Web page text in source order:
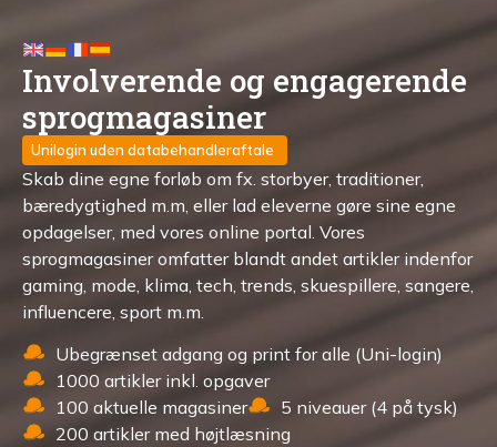
Involverende og engagerende
sprogmagasiner
Unilogin uden databehandleraftale
Skab dine egne forløb om fx. storbyer, traditioner,
bæredygtighed m.m, eller lad eleverne gøre sine egne
opdagelser, med vores online portal. Vores
sprogmagasiner omfatter blandt andet artikler indenfor
gaming, mode, klima, tech, trends, skuespillere, sangere,
influencere, sport m.m.
Ubegrænset adgang og print for alle (Uni-login)
1000 artikler inkl. opgaver
100 aktuelle magasiner
5 niveauer (4 på tysk)
200 artikler med højtlæsning